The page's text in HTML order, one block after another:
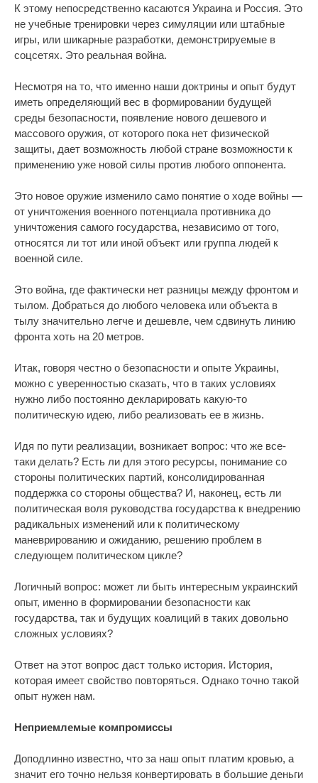
К этому непосредственно касаются Украина и Россия. Это
не учебные тренировки через симуляции или штабные
игры, или шикарные разработки, демонстрируемые в
соцсетях. Это реальная война.
Несмотря на то, что именно наши доктрины и опыт будут
иметь определяющий вес в формировании будущей
среды безопасности, появление нового дешевого и
массового оружия, от которого пока нет физической
защиты, дает возможность любой стране возможности к
применению уже новой силы против любого оппонента.
Это новое оружие изменило само понятие о ходе войны —
от уничтожения военного потенциала противника до
уничтожения самого государства, независимо от того,
относятся ли тот или иной объект или группа людей к
военной силе.
Это война, где фактически нет разницы между фронтом и
тылом. Добраться до любого человека или объекта в
тылу значительно легче и дешевле, чем сдвинуть линию
фронта хоть на 20 метров.
Итак, говоря честно о безопасности и опыте Украины,
можно с уверенностью сказать, что в таких условиях
нужно либо постоянно декларировать какую-то
политическую идею, либо реализовать ее в жизнь.
Идя по пути реализации, возникает вопрос: что же все-
таки делать? Есть ли для этого ресурсы, понимание со
стороны политических партий, консолидированная
поддержка со стороны общества? И, наконец, есть ли
политическая воля руководства государства к внедрению
радикальных изменений или к политическому
маневрированию и ожиданию, решению проблем в
следующем политическом цикле?
Логичный вопрос: может ли быть интересным украинский
опыт, именно в формировании безопасности как
государства, так и будущих коалиций в таких довольно
сложных условиях?
Ответ на этот вопрос даст только история. История,
которая имеет свойство повторяться. Однако точно такой
опыт нужен нам.
Неприемлемые компромиссы
Доподлинно известно, что за наш опыт платим кровью, а
значит его точно нельзя конвертировать в большие деньги